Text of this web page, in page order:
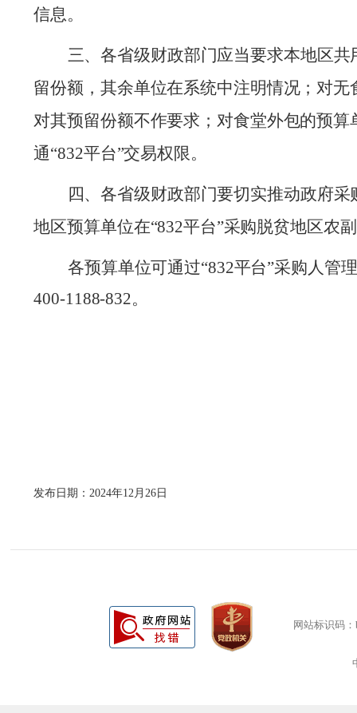
信息。
三、各省级财政部门应当要求本地区共
留份额 ，其余单位在系统中注明情况；对无
对其预留份额不作要求；对食堂外包的预算
通“832平台”交易权限。
四、各省级财政部门要切实推动政府
地区预算单位在“832平台”采购脱贫地区农
各预算单位可通过“832平台”采购人管
400-1188-832。
发布日期：2024年12月26日
网站标识码